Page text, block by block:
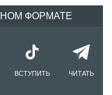
ФОРМАТЕ
ВСТУПИТЬ ЧИТАТЬ